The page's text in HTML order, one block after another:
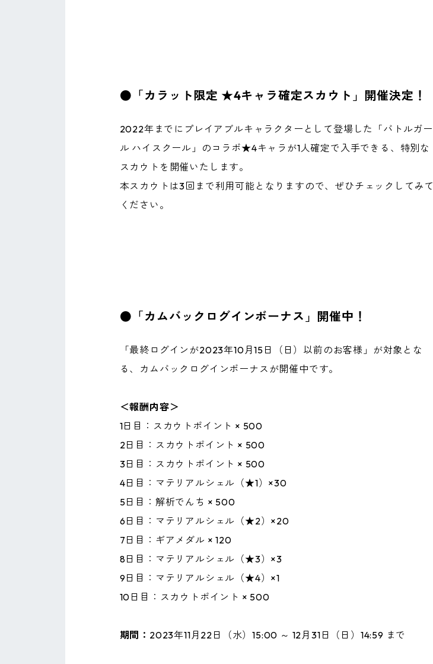
●「カラット限定 ★4キャラ確定スカウト」開催決定！
2022年までにプレイアブルキャラクターとして登場した「バトルガー
ル ハイスクール」のコラボ★4キャラが1人確定で入手できる、特別な
スカウトを開催いたします。
本スカウトは3回まで利用可能となりますので、ぜひチェックしてみて
ください。
●「カムバックログインボーナス」開催中！
「最終ログインが2023年10月15日（日）以前のお客様」が対象とな
る、カムバックログインボーナスが開催中です。
＜報酬内容＞
1日目：スカウトポイント × 500
2日目：スカウトポイント × 500
3日目：スカウトポイント × 500
4日目：マテリアルシェル（★1）×30
5日目：解析でんち × 500
6日目：マテリアルシェル（★2）×20
7日目：ギアメダル × 120
8日目：マテリアルシェル（★3）×3
9日目：マテリアルシェル（★4）×1
10日目：スカウトポイント × 500
期間： 2023年11月22日（水）15:00 ～ 12月31日（日）14:59 まで